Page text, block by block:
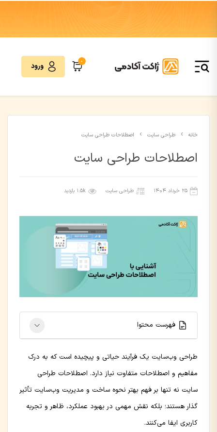
0
ورود
خانه طراحی سایت اصطلاحات طراحی سایت
اصطلاحات طراحی سایت
۲۵ خرداد ۱۴۰۴ طراحی سایت 1.5k بازدید
فهرست محتوا
طراحی وب‌سایت یک فرآیند حیاتی و پیچیده است که به درک
مفاهیم و اصطلاحات متفاوت نیاز دارد. اصطلاحات طراحی
سایت نه تنها بر فهم بهتر نحوه ساخت و مدیریت وب‌سایت تأثیر
گذار هستند؛ بلکه نقش مهمی در بهبود عملکرد، ظاهر و تجربه
کاربری ایفا می‌کنند.